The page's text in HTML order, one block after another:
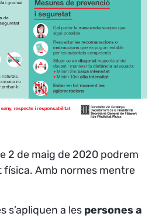
2 de maig de 2020 podrem
Amb normes mentre
s’apliquen a les persones a